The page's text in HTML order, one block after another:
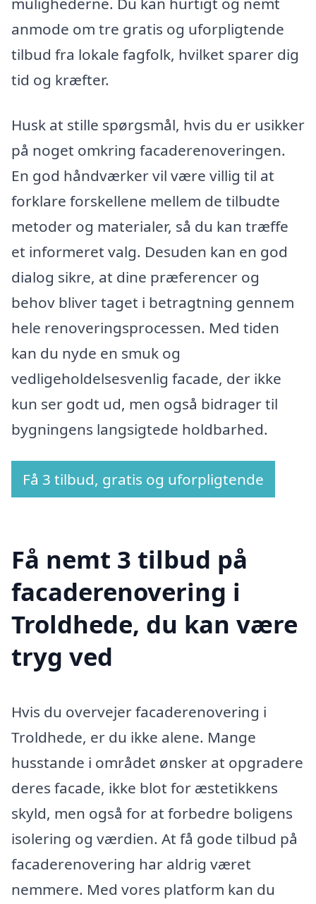
anmode om tre gratis og uforpligtende
tilbud fra lokale fagfolk, hvilket sparer dig
tid og kræfter.
Husk at stille spørgsmål, hvis du er usikker
på noget omkring facaderenoveringen.
En god håndværker vil være villig til at
forklare forskellene mellem de tilbudte
metoder og materialer, så du kan træffe
et informeret valg. Desuden kan en god
dialog sikre, at dine præferencer og
behov bliver taget i betragtning gennem
hele renoveringsprocessen. Med tiden
kan du nyde en smuk og
vedligeholdelsesvenlig facade, der ikke
kun ser godt ud, men også bidrager til
bygningens langsigtede holdbarhed.
Få 3 tilbud, gratis og uforpligtende
Få nemt 3 tilbud på
facaderenovering i
Troldhede, du kan være
tryg ved
Hvis du overvejer facaderenovering i
Troldhede, er du ikke alene. Mange
husstande i området ønsker at opgradere
deres facade, ikke blot for æstetikkens
skyld, men også for at forbedre boligens
isolering og værdien. At få gode tilbud på
facaderenovering har aldrig været
nemmere. Med vores platform kan du